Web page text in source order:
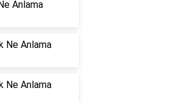
Anlama
Ne Anlama
Ne Anlama